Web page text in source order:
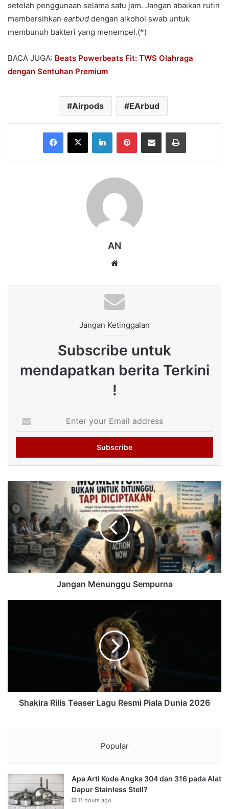
setelah penggunaan selama satu jam. Jangan abaikan rutin
membersihkan earbud dengan alkohol swab untuk
membunuh bakteri yang menempel.(*)
BACA JUGA: Beats Powerbeats Fit: TWS Olahraga
dengan Sentuhan Premium
Airpods EArbud
Facebook
X LinkedInPinterestShare via Email Print
AN
Jangan Ketinggalan
Subscribe untuk
mendapatkan berita Terkini
!
your
Email
Jangan Menunggu Sempurna
Shakira Rilis Teaser Lagu Resmi Piala Dunia 2026
Popular
Apa Arti Kode Angka 304 dan 316 pada Alat
Dapur Stainless Stell?
11 hours ago